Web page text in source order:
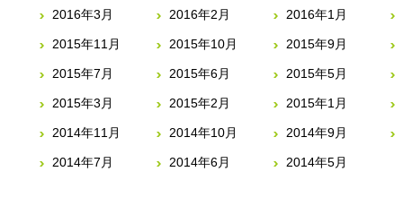
2016年3月 2016年2月 2016年1月
2015年11月 2015年10月 2015年9月
2015年7月 2015年6月 2015年5月
2015年3月 2015年2月 2015年1月
2014年11月 2014年10月 2014年9月
2014年7月 2014年6月 2014年5月